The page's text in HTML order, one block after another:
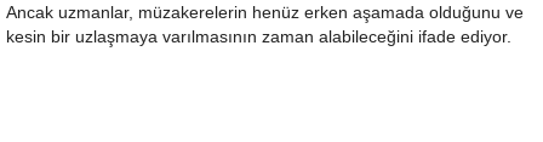
Ancak uzmanlar, müzakerelerin henüz erken aşamada olduğunu ve
kesin bir uzlaşmaya varılmasının zaman alabileceğini ifade ediyor.